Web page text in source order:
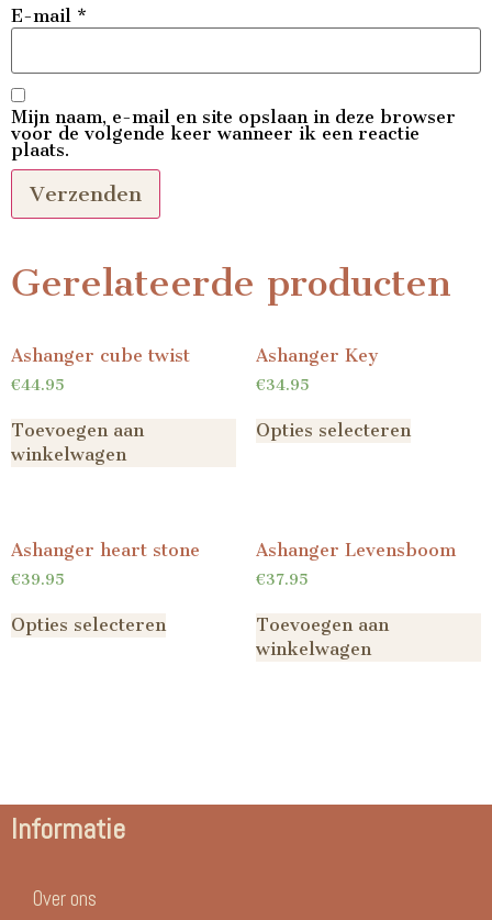
E-mail *
Mijn naam, e-mail en site opslaan in deze browser
voor de volgende keer wanneer ik een reactie
plaats.
Gerelateerde producten
Ashanger cube twist
€44.95
Toevoegen aan
winkelwagen
Ashanger Key
€34.95
Opties selecteren
Ashanger heart stone
€39.95
Opties selecteren
Ashanger Levensboom
€37.95
Toevoegen aan
winkelwagen
Informatie
Over ons